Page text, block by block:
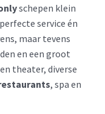
schepen klein
service én
maar tevens
en een groot
theater, diverse
, spa en